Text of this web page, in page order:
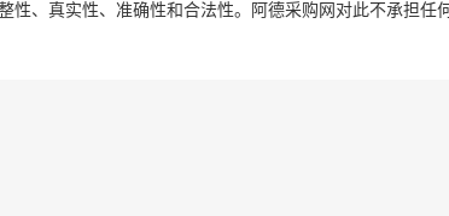
、真实性、准确性和合法性。阿德采购网对此不承担任